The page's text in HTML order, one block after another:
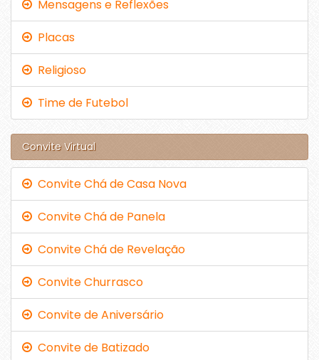
Mensagens e Reflexões
Placas
Religioso
Time de Futebol
Convite Virtual
Convite Chá de Casa Nova
Convite Chá de Panela
Convite Chá de Revelação
Convite Churrasco
Convite de Aniversário
Convite de Batizado